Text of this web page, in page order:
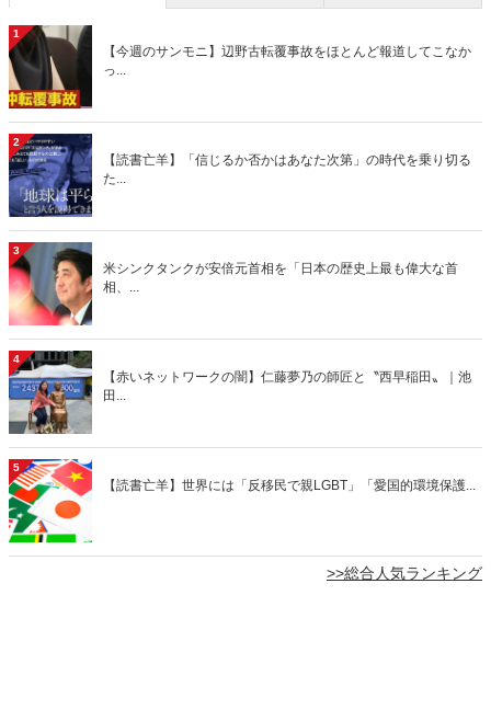
1
【今週のサンモニ】辺野古転覆事故をほとんど報道してこなか
っ...
2
【読書亡羊】「信じるか否かはあなた次第」の時代を乗り切る
た...
3
米シンクタンクが安倍元首相を「日本の歴史上最も偉大な首
相、...
4
【赤いネットワークの闇】仁藤夢乃の師匠と〝西早稲田〟｜池
田...
5
【読書亡羊】世界には「反移民で親LGBT」「愛国的環境保護...
>>総合人気ランキング